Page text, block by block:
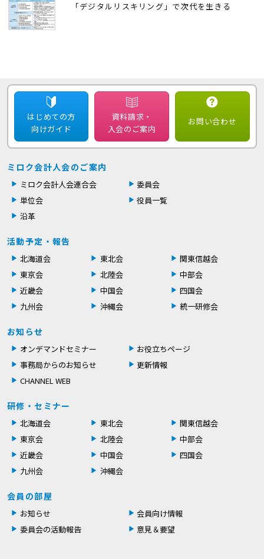
「デジタルリスキリング」で次代を生きる
はじめての方
向けガイド
資料請求・
入会のご案内
お問い合わせ
ミロク会計人会のご案内
ミロク会計人会連合会
委員会
単位会
役員一覧
沿革
活動予定・報告
北海道会 東北会
関東信越会
東京会
北陸会
中部会
近畿会
中国会
四国会
九州会
沖縄会 統一研修会
お知らせ
オンデマンドセミナー
お役立ちページ
事務局からのお知らせ
更新情報
CHANNEL WEB
研修・セミナー
北海道会 東北会
関東信越会
東京会
北陸会
中部会
近畿会
中国会
四国会
九州会
沖縄会
会員の部屋
お知らせ
会員向け情報
委員会の活動報告
意見＆要望